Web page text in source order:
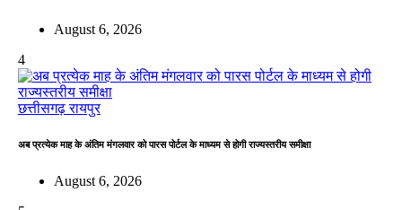
August 6, 2026
4
छत्तीसगढ़रायपुर
अब प्रत्येक माह के अंतिम मंगलवार को पारस पोर्टल के माध्यम से होगी राज्यस्तरीय समीक्षा
August 6, 2026